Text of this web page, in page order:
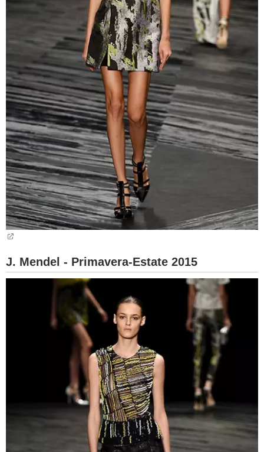
J. Mendel - Primavera-Estate 2015